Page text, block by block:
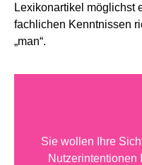
Lexikonartikel möglichst
fachlichen Kenntnissen
„man“.
Sie wollen Ihre
Nutzerintentionen